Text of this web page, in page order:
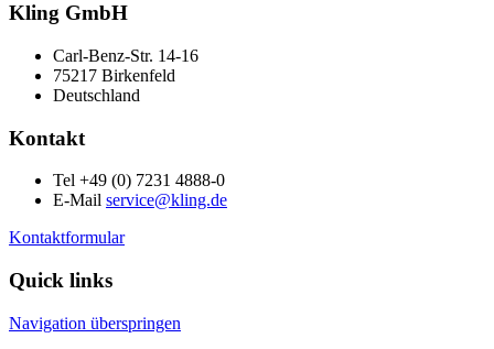
Kling GmbH
Carl-Benz-Str. 14-16
75217 Birkenfeld
Deutschland
Kontakt
Tel +49 (0) 7231 4888-0
E-Mail service@kling.de
Kontaktformular
Quick links
Navigation überspringen